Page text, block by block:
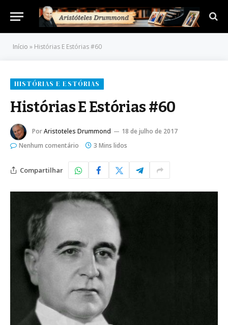
Início » Histórias E Estórias #60
HISTÓRIAS E ESTÓRIAS
Histórias E Estórias #60
PorAristoteles Drummond
18 de julho de 2017
Nenhum comentário
3 Mins lidos
Compartilhar